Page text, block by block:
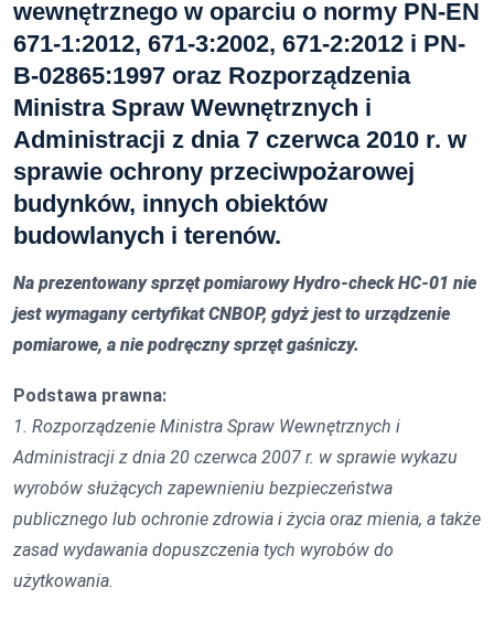
wewnętrznego w oparciu o normy PN-EN
671-1:2012, 671-3:2002, 671-2:2012 i PN-
B-02865:1997 oraz Rozporządzenia
Ministra Spraw Wewnętrznych i
Administracji z dnia 7 czerwca 2010 r. w
sprawie ochrony przeciwpożarowej
budynków, innych obiektów
budowlanych i terenów.
Na prezentowany sprzęt pomiarowy Hydro-check HC-01 nie
jest wymagany certyfikat CNBOP, gdyż jest to urządzenie
pomiarowe, a nie podręczny sprzęt gaśniczy.
Podstawa prawna:
1. Rozporządzenie Ministra Spraw Wewnętrznych i
Administracji z dnia 20 czerwca 2007 r. w sprawie wykazu
wyrobów służących zapewnieniu bezpieczeństwa
publicznego lub ochronie zdrowia i życia oraz mienia, a także
zasad wydawania dopuszczenia tych wyrobów do
użytkowania.